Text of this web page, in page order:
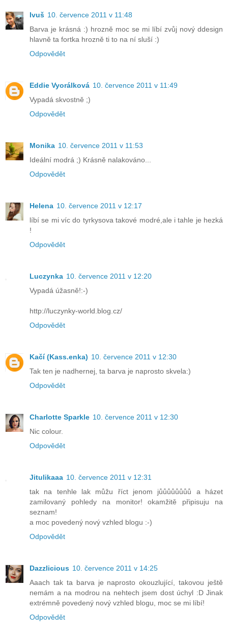
Ivuš 10. července 2011 v 11:48
Barva je krásná :) hrozně moc se mi líbí zvůj nový ddesign
hlavně ta fortka hrozně ti to na ní sluší :)
Odpovědět
Eddie Vyorálková 10. července 2011 v 11:49
Vypadá skvostně ;)
Odpovědět
Monika 10. července 2011 v 11:53
Ideální modrá ;) Krásně nalakováno...
Odpovědět
Helena 10. července 2011 v 12:17
líbí se mi víc do tyrkysova takové modré,ale i tahle je hezká
!
Odpovědět
Luczynka 10. července 2011 v 12:20
Vypadá úžasně!:-)
http://luczynky-world.blog.cz/
Odpovědět
Kačí (Kass.enka) 10. července 2011 v 12:30
Tak ten je nadhernej, ta barva je naprosto skvela:)
Odpovědět
Charlotte Sparkle 10. července 2011 v 12:30
Nic colour.
Odpovědět
Jitulikaaa 10. července 2011 v 12:31
tak na tenhle lak můžu říct jenom jůůůůůůůů a házet
zamilovaný pohledy na monitor! okamžitě připisuju na
seznam!
a moc povedený nový vzhled blogu :-)
Odpovědět
Dazzlicious 10. července 2011 v 14:25
Aaach tak ta barva je naprosto okouzlující, takovou ještě
nemám a na modrou na nehtech jsem dost úchyl :D Jinak
extrémně povedený nový vzhled blogu, moc se mi líbí!
Odpovědět